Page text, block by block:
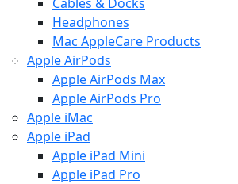
Headphones
Mac AppleCare Products
Apple AirPods
Apple AirPods Max
Apple AirPods Pro
Apple iMac
Apple iPad
Apple iPad Mini
Apple iPad Pro